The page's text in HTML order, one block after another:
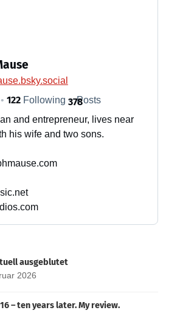
122Following 378
Posts
and entrepreneur, lives near
his wife and two sons.
ausgeblutet
2026
– ten years later. My review.